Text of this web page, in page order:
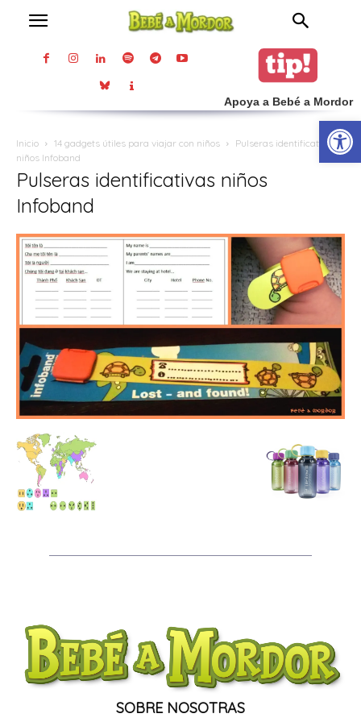
Apoya a Bebé a Mordor
Inicio 14 gadgets útiles para viajar con niños
Pulseras identificativas
niños Infoband
Pulseras identificativas niños
Infoband
SOBRE NOSOTRAS